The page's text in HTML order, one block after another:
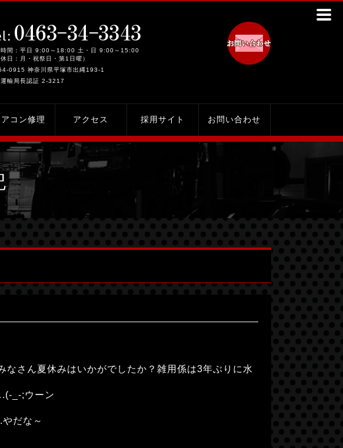
時間：平日 9:00～18:00 土・日 9:00～15:00
休日：月・祝祭日・第1日曜）
0915 神奈川県平塚市出縄193-1
運輸局長認証 2-3217
コン修理 アクセス 採用サイト お問い合わせ
さん夏休みはいかがでしたか？雑用係は3年ぶりに水
_-;ウーン
だな～